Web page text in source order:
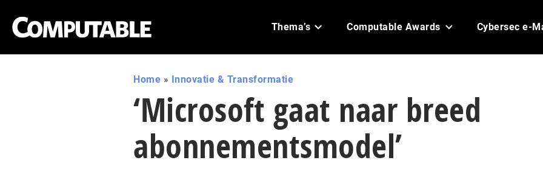
Thema’s Computable Awards Cybersec e-
Home » Innovatie & Transformatie
‘Microsoft gaat naar breed
abonnementsmodel’